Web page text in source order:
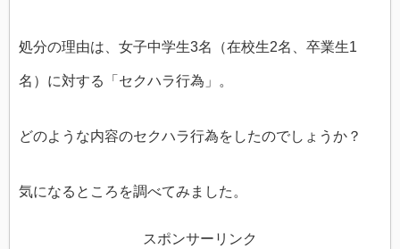
処分の理由は、女子中学生3名（在校生2名、卒業生1
名）に対する「セクハラ行為」。
どのような内容のセクハラ行為をしたのでしょうか？
気になるところを調べてみました。
スポンサーリンク